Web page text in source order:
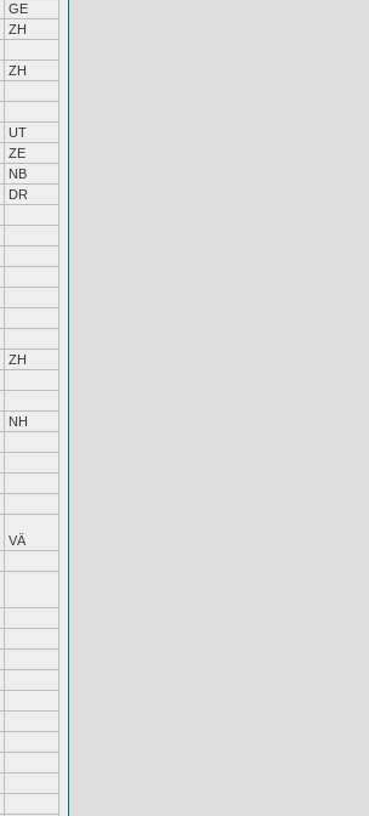
GE
ZH
ZH
UT
ZE
NB
DR
ZH
NH
VÄ